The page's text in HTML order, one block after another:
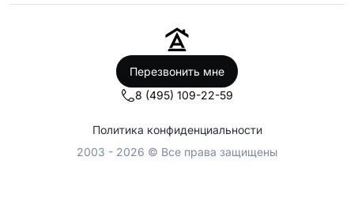
Контакты
г. Москва
22-59
Перезвонить мне
8 (495) 109-22-59
Политика конфиденциальности
2003 - 2026 © Все права защищены